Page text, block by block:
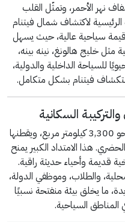
نهر الأحمر، وتمثّل القلب
الرئيسية لاكتشاف شمال فيتنام
قيمة سياحية عالية، حيث يسهل
مثل خليج هالونغ، نينه بينه،
للسياحة الداخلية والدولية،
فيتنام بشكل متكامل.
السكانية
تمتد مدينة هانوي على مساحة تُقدَّر بنحو 3,300 كيلومتر مربع، ويقطنها
الحضري. هذا الامتداد الكبير يمنح
قديمة وأحياء حديثة راقية.
والطلاب، وموظفي الدولة،
ما يخلق بيئة منفتحة نسبيًا
المناطق السياحية.